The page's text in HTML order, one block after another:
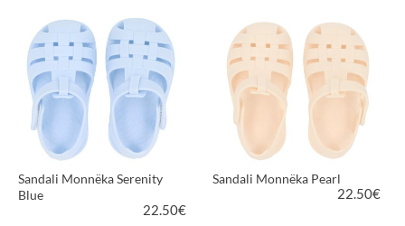
VEDI PRODOTTO
Sandali Monnëka Serenity
Blue
22.50€
Sandali Monnëka Pearl
22.50€